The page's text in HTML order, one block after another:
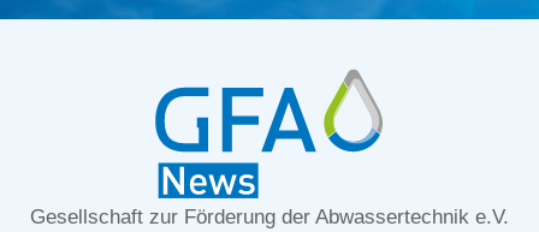
Gesellschaft zur Förderung der Abwassertechnik e.V.